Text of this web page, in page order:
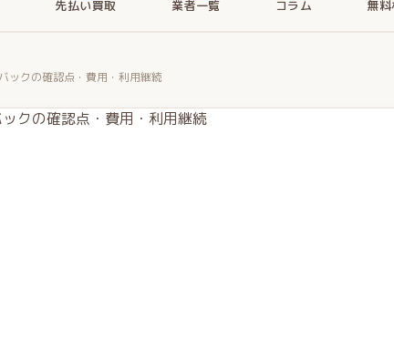
先払い買取 業者一覧 コラム 無
ックの確認点・費用・利用継続